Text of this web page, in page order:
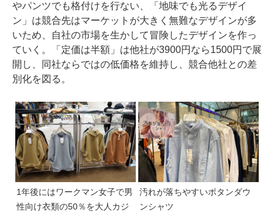
やパンツでも格付けを行ない、「地味でも光るデザイ
ン」は競合先はマーケットが大きく無難なデザインが多
いため、自社の市場を生かして冒険したデザインを作っ
ていく。「定価は半額」は他社が3900円なら1500円で展
開し、同社ならではの低価格を維持し、競合他社との差
別化を図る。
1年後にはワークマン女子で男
性向け衣類の50％を大人カジ
汚れが落ちやすいボタンダウ
ンシャツ